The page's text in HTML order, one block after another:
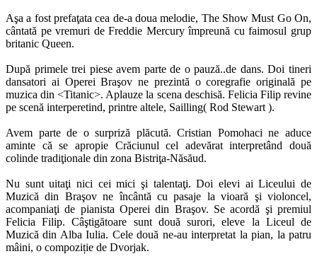
Aşa a fost prefaţata cea de-a doua melodie, The Show Must Go On,
cântată pe vremuri de Freddie Mercury împreună cu faimosul grup
britanic Queen.
După primele trei piese avem parte de o pauză..de dans. Doi tineri
dansatori ai Operei Braşov ne prezintă o coregrafie originală pe
muzica din <Titanic>. Aplauze la scena deschisă. Felicia Filip revine
pe scenă interperetind, printre altele, Sailling( Rod Stewart ).
Avem parte de o surpriză plăcută. Cristian Pomohaci ne aduce
aminte că se apropie Crăciunul cel adevărat interpretând două
colinde tradiţionale din zona Bistriţa-Năsăud.
Nu sunt uitaţi nici cei mici şi talentaţi. Doi elevi ai Liceului de
Muzică din Braşov ne încântă cu pasaje la vioară şi violoncel,
acompaniaţi de pianista Operei din Braşov. Se acordă şi premiul
Felicia Filip. Câştigătoare sunt două surori, eleve la Liceul de
Muzică din Alba Iulia. Cele două ne-au interpretat la pian, la patru
mâini, o compoziție de Dvorjak.